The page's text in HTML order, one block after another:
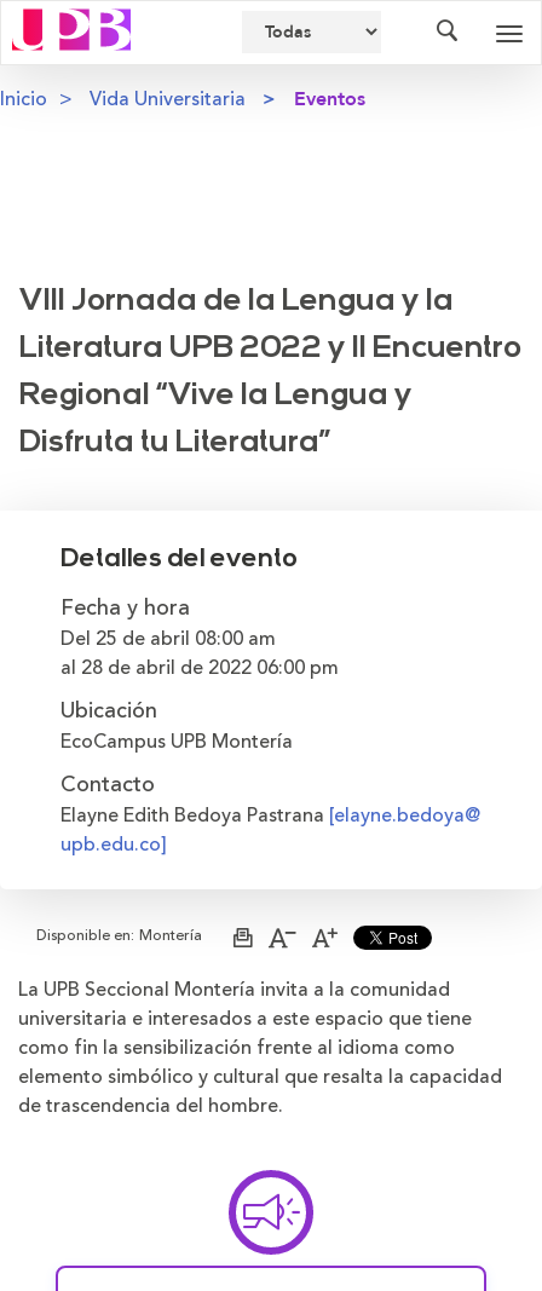
Inicio Vida Universitaria Eventos
VIII Jornada de la Lengua y la
Literatura UPB 2022 y II Encuentro
Regional “Vive la Lengua y
Disfruta tu Literatura”
Detalles del evento
Fecha y hora
Del 25 de abril 08:00 am
al 28 de abril de 2022 06:00 pm
Ubicación
EcoCampus UPB Montería
Contacto
Elayne Edith Bedoya Pastrana [elayne.bedoya@
upb.edu.co]
Disponible en: Montería
ImprimirAumentar
de
la
Disminuir
de
la
letra
La UPB Seccional Montería invita a la comunidad
universitaria e interesados a este espacio que tiene
como fin la sensibilización frente al idioma como
elemento simbólico y cultural que resalta la capacidad
de trascendencia del hombre.